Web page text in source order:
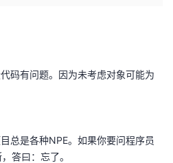
码有问题。因为未考虑对象可能为
总是各种NPE。如果你要问程序员
答曰：忘了。